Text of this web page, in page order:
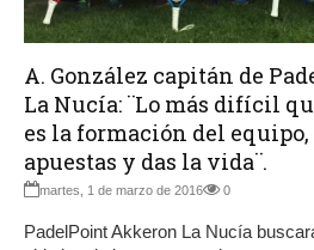
A. González capitán de
La Nucía: ¨Lo más difícil
es la formación del equipo,
apuestas y das la vida¨.
martes, 1 de marzo de 2016 0
PadelPoint Akkeron La Nucía